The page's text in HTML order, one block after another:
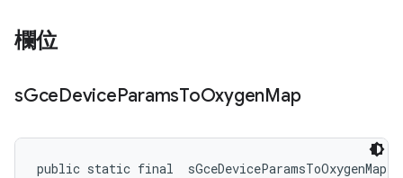
欄位
sGceDeviceParamsToOxygenMap
public static final sGceDeviceParamsToOxygenMap